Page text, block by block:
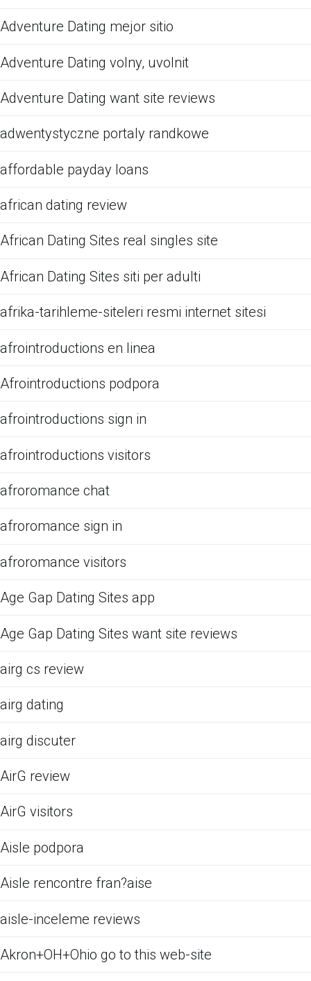
Adventure Dating mejor sitio
Adventure Dating volny, uvolnit
Adventure Dating want site reviews
adwentystyczne portaly randkowe
affordable payday loans
african dating review
African Dating Sites real singles site
African Dating Sites siti per adulti
afrika-tarihleme-siteleri resmi internet sitesi
afrointroductions en linea
Afrointroductions podpora
afrointroductions sign in
afrointroductions visitors
afroromance chat
afroromance sign in
afroromance visitors
Age Gap Dating Sites app
Age Gap Dating Sites want site reviews
airg cs review
airg dating
airg discuter
AirG review
AirG visitors
Aisle podpora
Aisle rencontre fran?aise
aisle-inceleme reviews
Akron+OH+Ohio go to this web-site